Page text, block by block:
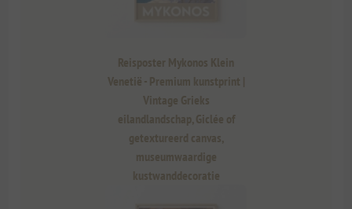
Reisposter Mykonos Klein
Venetië - Premium kunstprint |
Vintage Grieks
eilandlandschap, Giclée of
getextureerd canvas,
museumwaardige
kustwanddecoratie